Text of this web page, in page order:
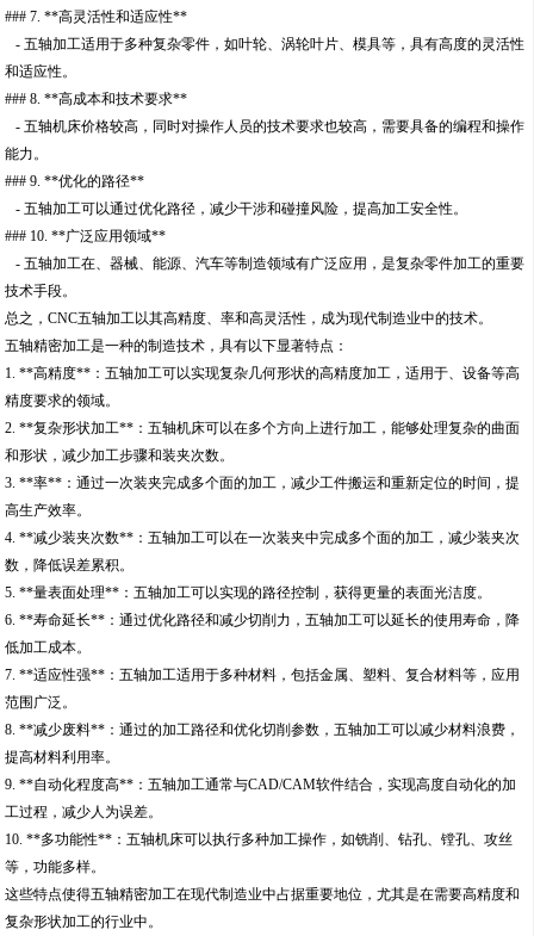
### 7. **高灵活性和适应性**
- 五轴加工适用于多种复杂零件，如叶轮、涡轮叶片、模具等，具有高度的灵活性
和适应性。
### 8. **高成本和技术要求**
- 五轴机床价格较高，同时对操作人员的技术要求也较高，需要具备的编程和操作
能力。
### 9. **优化的路径**
- 五轴加工可以通过优化路径，减少干涉和碰撞风险，提高加工安全性。
### 10. **广泛应用领域**
- 五轴加工在、器械、能源、汽车等制造领域有广泛应用，是复杂零件加工的重要
技术手段。
总之，CNC五轴加工以其高精度、率和高灵活性，成为现代制造业中的技术。
五轴精密加工是一种的制造技术，具有以下显著特点：
1. **高精度**：五轴加工可以实现复杂几何形状的高精度加工，适用于、设备等高
精度要求的领域。
2. **复杂形状加工**：五轴机床可以在多个方向上进行加工，能够处理复杂的曲面
和形状，减少加工步骤和装夹次数。
3. **率**：通过一次装夹完成多个面的加工，减少工件搬运和重新定位的时间，提
高生产效率。
4. **减少装夹次数**：五轴加工可以在一次装夹中完成多个面的加工，减少装夹次
数，降低误差累积。
5. **量表面处理**：五轴加工可以实现的路径控制，获得更量的表面光洁度。
6. **寿命延长**：通过优化路径和减少切削力，五轴加工可以延长的使用寿命，降
低加工成本。
7. **适应性强**：五轴加工适用于多种材料，包括金属、塑料、复合材料等，应用
范围广泛。
8. **减少废料**：通过的加工路径和优化切削参数，五轴加工可以减少材料浪费，
提高材料利用率。
9. **自动化程度高**：五轴加工通常与CAD/CAM软件结合，实现高度自动化的加
工过程，减少人为误差。
10. **多功能性**：五轴机床可以执行多种加工操作，如铣削、钻孔、镗孔、攻丝
等，功能多样。
这些特点使得五轴精密加工在现代制造业中占据重要地位，尤其是在需要高精度和
复杂形状加工的行业中。